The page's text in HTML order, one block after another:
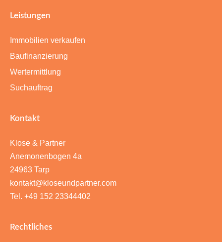
Leistungen
Immobilien verkaufen
Baufinanzierung
Wertermittlung
Suchauftrag
Kontakt
Klose & Partner
Anemonenbogen 4a
24963 Tarp
kontakt@kloseundpartner.com
Tel. +49 152 23344402
Rechtliches